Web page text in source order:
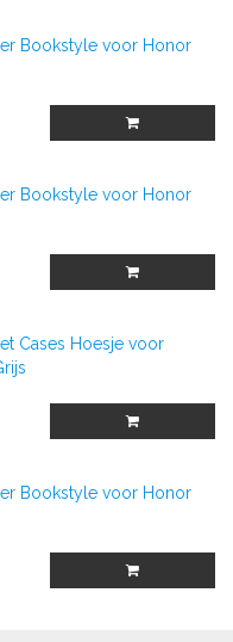
Bookstyle voor Honor
Bookstyle voor Honor
Cases Hoesje voor
Bookstyle voor Honor